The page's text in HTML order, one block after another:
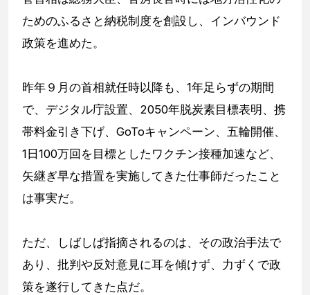
ためのふるさと納税制度を創設し、インバウンド
政策を進めた。
昨年９月の首相就任時以降も、1年足らずの期間
で、デジタル庁設置、2050年脱炭素目標表明、携
帯料金引き下げ、GoToキャンペーン、五輪開催、
1日100万回を目標としたワクチン接種加速など、
矢継ぎ早な措置を実施してきた仕事師だったこと
は事実だ。
ただ、しばしば指摘されるのは、その政治手法で
あり、批判や反対意見に耳を傾けず、力ずくで政
策を遂行してきた点だ。